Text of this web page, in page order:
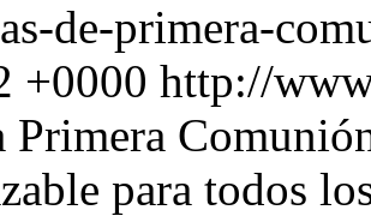
de-primera-
+0000 http://
Primera
para todos